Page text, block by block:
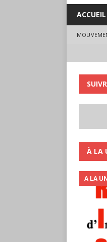
ACCUEIL
À LA
A LA